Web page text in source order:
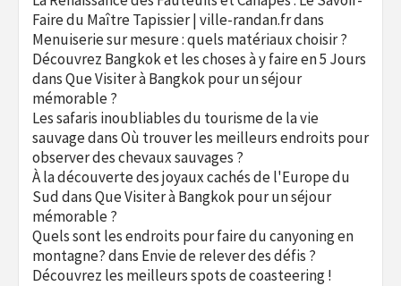
Faire du Maître Tapissier | ville-randan.frdans
Menuiserie sur mesure : quels matériaux choisir ?
Découvrez Bangkok et les choses à y faire en 5 Jours
dansQue Visiter à Bangkok pour un séjour
mémorable ?
Les safaris inoubliables du tourisme de la vie
sauvagedansOù trouver les meilleurs endroits pour
observer des chevaux sauvages ?
À la découverte des joyaux cachés de l'Europe du
SuddansQue Visiter à Bangkok pour un séjour
mémorable ?
Quels sont les endroits pour faire du canyoning en
montagne?dans Envie de relever des défis ?
Découvrez les meilleurs spots de coasteering !